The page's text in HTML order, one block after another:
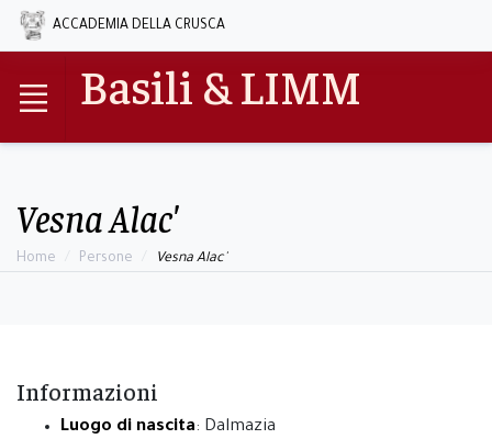
ACCADEMIA DELLA CRUSCA
Basili & LIMM
Vesna Alac'
Home Persone Vesna Alac'
Informazioni
Luogo di nascita: Dalmazia